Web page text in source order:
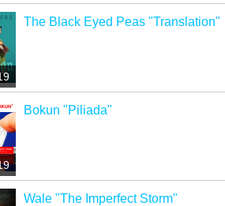
The Black Eyed Peas "Translation"
Bokun "Piliada"
Wale "The Imperfect Storm"